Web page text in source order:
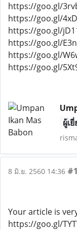
https://goo.gl/
https://goo.gl/
https://goo.gl/
https://goo.gl/
https://goo.gl/
https://goo.gl/
ผู้เ
8 มิ.ย. 2560 14:36
Your article is
https://goo.gl/